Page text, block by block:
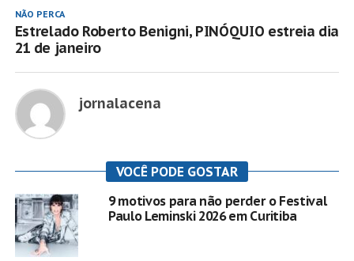
NÃO PERCA
Estrelado Roberto Benigni, PINÓQUIO estreia dia
21 de janeiro
jornalacena
VOCÊ PODE GOSTAR
9 motivos para não perder o Festival
Paulo Leminski 2026 em Curitiba